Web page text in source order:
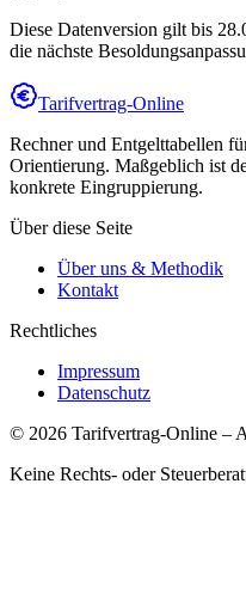
Diese Datenversion gilt bis
die nächste
Tarifvertrag-Online
Rechner und Entgelttabellen
Orientierung. Maßgeblich ist
konkrete Eingruppierung.
Über diese Seite
Über uns & Methodik
Kontakt
Rechtliches
Impressum
Datenschutz
© 2026 Tarifvertrag-Online –
Keine Rechts- oder